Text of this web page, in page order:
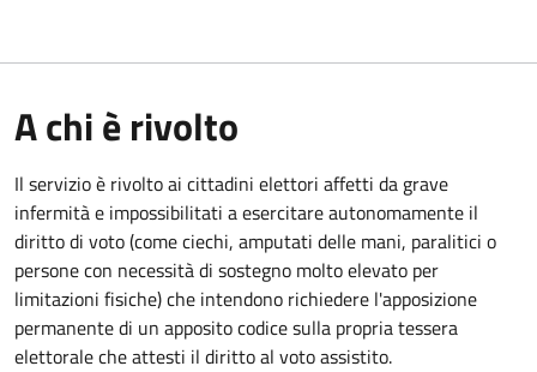
A chi è rivolto
Il servizio è rivolto ai cittadini elettori affetti da grave
infermità e impossibilitati a esercitare autonomamente il
diritto di voto (come ciechi, amputati delle mani, paralitici o
persone con necessità di sostegno molto elevato per
limitazioni fisiche) che intendono richiedere l'apposizione
permanente di un apposito codice sulla propria tessera
elettorale che attesti il diritto al voto assistito.